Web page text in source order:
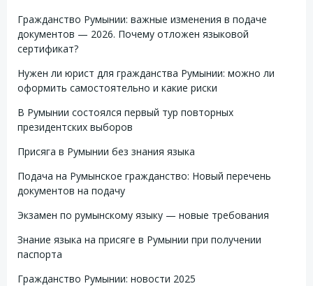
Гражданство Румынии: важные изменения в подаче
документов — 2026. Почему отложен языковой
сертификат?
Нужен ли юрист для гражданства Румынии: можно ли
оформить самостоятельно и какие риски
В Румынии состоялся первый тур повторных
президентских выборов
Присяга в Румынии без знания языка
Подача на Румынское гражданство: Новый перечень
документов на подачу
Экзамен по румынскому языку — новые требования
Знание языка на присяге в Румынии при получении
паспорта
Гражданство Румынии: новости 2025